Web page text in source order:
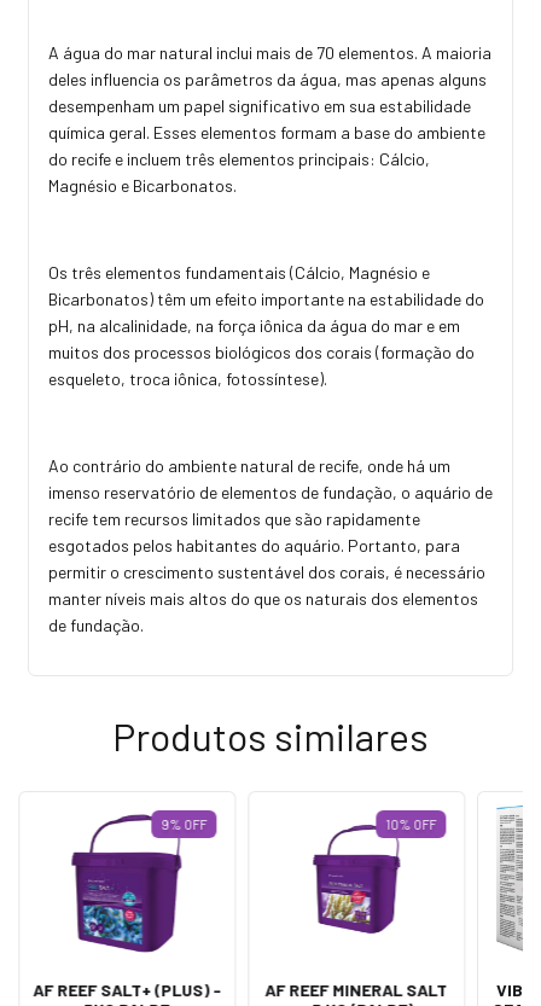
A água do mar natural inclui mais de 70 elementos. A maioria
deles influencia os parâmetros da água, mas apenas alguns
desempenham um papel significativo em sua estabilidade
química geral. Esses elementos formam a base do ambiente
do recife e incluem três elementos principais: Cálcio,
Magnésio e Bicarbonatos.
Os três elementos fundamentais (Cálcio, Magnésio e
Bicarbonatos) têm um efeito importante na estabilidade do
pH, na alcalinidade, na força iônica da água do mar e em
muitos dos processos biológicos dos corais (formação do
esqueleto, troca iônica, fotossíntese).
Ao contrário do ambiente natural de recife, onde há um
imenso reservatório de elementos de fundação, o aquário de
recife tem recursos limitados que são rapidamente
esgotados pelos habitantes do aquário. Portanto, para
permitir o crescimento sustentável dos corais, é necessário
manter níveis mais altos do que os naturais dos elementos
de fundação.
Produtos similares
9% OFF
AF REEF SALT+ (PLUS) -
10% OFF
AF REEF MINERAL SALT